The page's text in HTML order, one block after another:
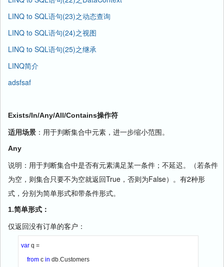
LINQ to SQL语句(23)之动态查询
LINQ to SQL语句(24)之视图
LINQ to SQL语句(25)之继承
LINQ简介
adsfsaf
Exists/In/Any/All/Contains操作符
适用场景 ：用于判断集合中元素，进一步缩小范围。
Any
说明：用于判断集合中是否有元素满足某一条件；不延迟。（若条件
为空，则集合只要不为空就返回True，否则为False）。有2种形
式，分别为简单形式和带条件形式。
1.简单形式：
仅返回没有订单的客户：
var q =
from c in db.Customers